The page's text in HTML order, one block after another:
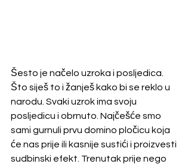
Šesto je načelo uzroka i posljedica.
Što siješ to i žanješ kako bi se reklo u
narodu. Svaki uzrok ima svoju
posljedicu i obrnuto. Najčešće smo
sami gurnuli prvu domino pločicu koja
će nas prije ili kasnije sustići i proizvesti
sudbinski efekt. Trenutak prije nego